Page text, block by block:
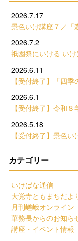
2026.7.17
景色いけ講座７／「
2026.7.2
祇園祭にいける い
2026.6.11
【受付終了】「四
2026.6.1
【受付終了】令和
2026.5.18
【受付終了】景色
カテゴリー
いけばな通信
大覚寺ともまちだよ
月刊嵯峨オンライン
華務長からのお知ら
講座・イベント情報